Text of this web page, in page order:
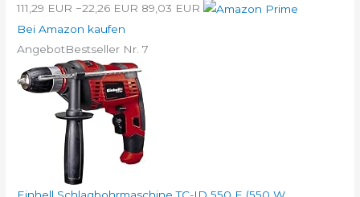
111,29 EUR −22,26 EUR 89,03 EUR
Bei Amazon kaufen
AngebotBestseller Nr. 7